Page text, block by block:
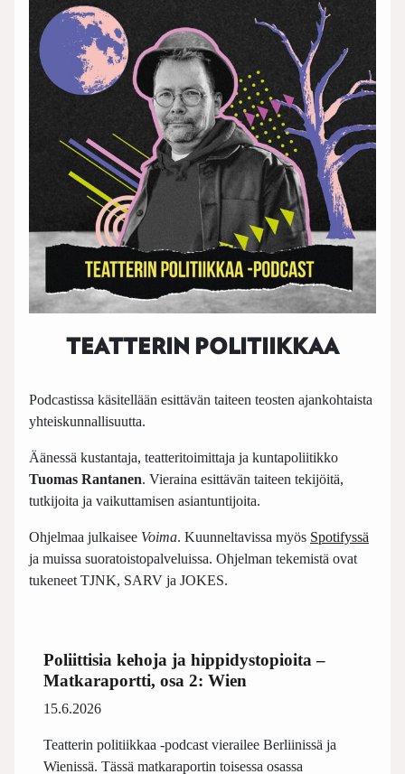
TEATTERIN POLITIIKKAA
Podcastissa käsitellään esittävän taiteen teosten ajankohtaista
yhteiskunnallisuutta.
Äänessä kustantaja, teatteritoimittaja ja kuntapoliitikko
Tuomas Rantanen. Vieraina esittävän taiteen tekijöitä,
tutkijoita ja vaikuttamisen asiantuntijoita.
Ohjelmaa julkaisee Voima. Kuunneltavissa myös Spotifyssä
ja muissa suoratoistopalveluissa. Ohjelman tekemistä ovat
tukeneet TJNK, SARV ja JOKES.
Poliittisia kehoja ja hippidystopioita –
Matkaraportti, osa 2: Wien
15.6.2026
Teatterin politiikkaa -podcast vierailee Berliinissä ja
Wienissä. Tässä matkaraportin toisessa osassa